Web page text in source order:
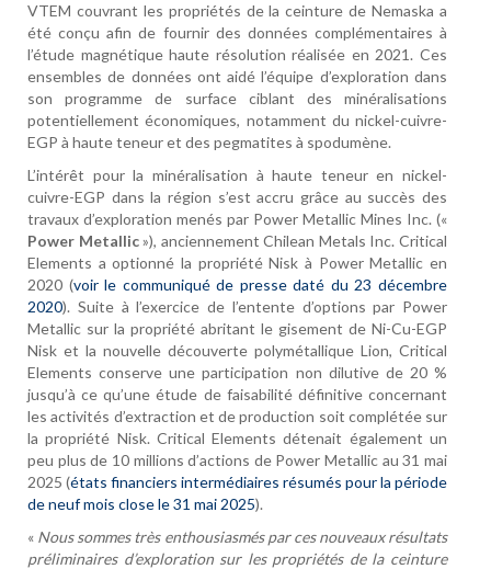
VTEM couvrant les propriétés de la ceinture de Nemaska a
été conçu afin de fournir des données complémentaires à
l’étude magnétique haute résolution réalisée en 2021. Ces
ensembles de données ont aidé l’équipe d’exploration dans
son programme de surface ciblant des minéralisations
potentiellement économiques, notamment du nickel-cuivre-
EGP à haute teneur et des pegmatites à spodumène.
L’intérêt pour la minéralisation à haute teneur en nickel-
cuivre-EGP dans la région s’est accru grâce au succès des
travaux d’exploration menés par Power Metallic Mines Inc. («
Power Metallic»), anciennement Chilean Metals Inc. Critical
Elements a optionné la propriété Nisk à Power Metallic en
2020 (voir le communiqué de presse daté du 23 décembre
2020). Suite à l’exercice de l’entente d’options par Power
Metallic sur la propriété abritant le gisement de Ni-Cu-EGP
Nisk et la nouvelle découverte polymétallique Lion, Critical
Elements conserve une participation non dilutive de 20 %
jusqu’à ce qu’une étude de faisabilité définitive concernant
les activités d’extraction et de production soit complétée sur
la propriété Nisk. Critical Elements détenait également un
peu plus de 10 millions d’actions de Power Metallic au 31 mai
2025 (états financiers intermédiaires résumés pour la période
de neuf mois close le 31 mai 2025).
« Nous sommes très enthousiasmés par ces nouveaux résultats
préliminaires d’exploration sur les propriétés de la ceinture